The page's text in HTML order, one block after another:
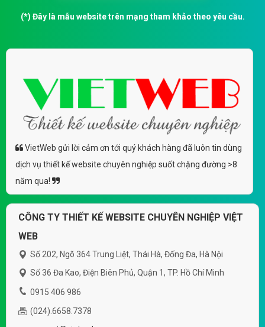
(*) Đây là mẫu website trên mạng tham khảo theo yêu cầu.
VietWeb gửi lời cảm ơn tới quý khách hàng đã luôn tin dùng
dịch vụ thiết kế website chuyên nghiệp suốt chặng đường >8
năm qua!
CÔNG TY THIẾT KẾ WEBSITE CHUYÊN NGHIỆP VIỆT
WEB
Số 202, Ngõ 364 Trung Liệt, Thái Hà, Đống Đa, Hà Nội
Số 36 Đa Kao, Điện Biên Phủ, Quận 1, TP. Hồ Chí Minh
0915 406 986
(024).6658.7378